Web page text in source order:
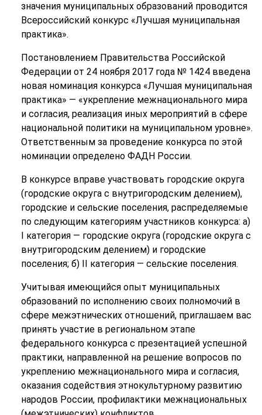
значения муниципальных образований проводится
Всероссийский конкурс «Лучшая муниципальная
практика».
Постановлением Правительства Российской
Федерации от 24 ноября 2017 года № 1424 введена
новая номинация конкурса «Лучшая муниципальная
практика» — «укрепление межнационального мира
и согласия, реализация иных мероприятий в сфере
национальной политики на муниципальном уровне».
Ответственным за проведение конкурса по этой
номинации определено ФАДН России.
В конкурсе вправе участвовать городские округа
(городские округа с внутригородским делением),
городские и сельские поселения, распределяемые
по следующим категориям участников конкурса: а)
I категория — городские округа (городские округа с
внутригородским делением) и городские
поселения; б) II категория — сельские поселения.
Учитывая имеющийся опыт муниципальных
образований по исполнению своих полномочий в
сфере межэтнических отношений, приглашаем вас
принять участие в региональном этапе
федерального конкурса с презентацией успешной
практики, направленной на решение вопросов по
укреплению межнационального мира и согласия,
оказания содействия этнокультурному развитию
народов России, профилактики межнациональных